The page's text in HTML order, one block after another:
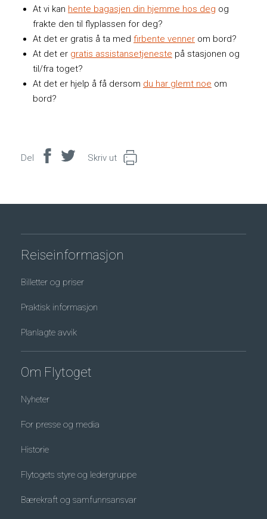
At vi kan hente bagasjen din hjemme hos deg og
frakte den til flyplassen for deg?
At det er gratis å ta med firbente venner om bord?
At det er gratis assistansetjeneste på stasjonen og
til/fra toget?
At det er hjelp å få dersom du har glemt noe om
bord?
Del
Del
Skriv ut
Reiseinformasjon
Billetter og priser
Praktisk informasjon
Planlagte avvik
Om Flytoget
Nyheter
For presse og media
Historie
Flytogets styre og ledergruppe
Bærekraft og samfunnsansvar